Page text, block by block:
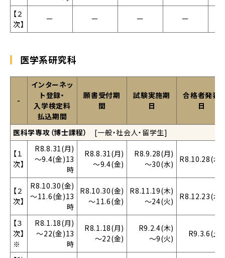
【２
次】
ー ー ー ー
医学系研究科
-
インターネッ
ト登録・
入学検定料
払込期間
願書受付期
間
試験実施期
日
合格者発表
日
医科学専攻（博士課程） [一般・社会人・留学生]
【１
次】
R8.8.31(月)
～9.4(金)13
時
R8.8.31(月)
～9.4(金)
R8.9.28(月)
～30(水)
R8.10.28(水)
【２
次】
R8.10.30(金)
～11.6(金)13
時
R8.10.30(金)
～11.6(金)
R8.11.19(木)
～24(火)
R8.12.23(水)
【３
次】
※
R8.1.18(月)
～22(金)13
時
R8.1.18(月)
～22(金)
R9.2.4(木)
～9(火)
R9.3.6(土)